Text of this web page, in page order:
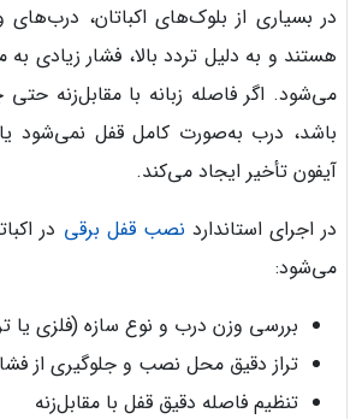
در بسیاری از بلوک‌های اکباتان،
هستند و به دلیل تردد بالا، فشار زیادی
می‌شود. اگر فاصله زبانه با مقابل‌زنه حتی
باشد، درب به‌صورت کامل قفل نمی‌شود
آیفون تأخیر ایجاد می‌کند.
در اجرای استاندارد نصب قفل برقی در
می‌شود:
بررسی وزن درب و نوع سازه (فلزی یا
تراز دقیق محل نصب و جلوگیری از
تنظیم فاصله دقیق قفل با مقابل‌زنه